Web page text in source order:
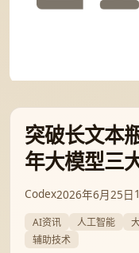
突破长文本
年大模型三
Codex2026年6月25日
AI资讯 人工智能
辅助技术